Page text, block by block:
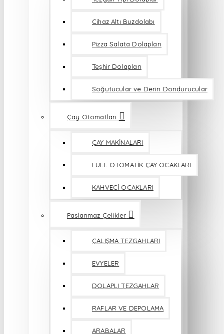
Cihaz Altı Buzdolabı
Pizza Salata Dolapları
Teşhir Dolapları
Soğutucular ve Derin Dondurucular
Çay Otomatları
ÇAY MAKİNALARI
FULL OTOMATİK ÇAY OCAKLARI
KAHVECİ OCAKLARI
Paslanmaz Çelikler
ÇALIŞMA TEZGAHLARI
EVYELER
DOLAPLI TEZGAHLAR
RAFLAR VE DEPOLAMA
ARABALAR